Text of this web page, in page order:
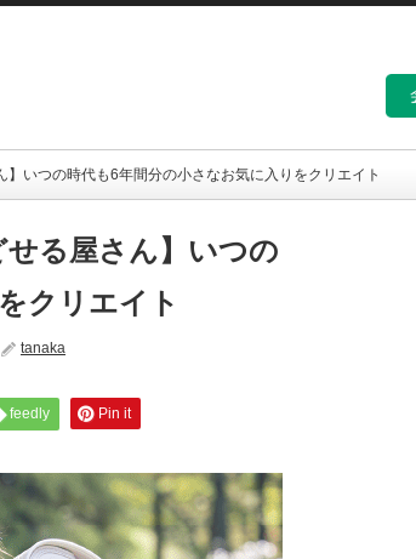
いつの時代も6年間分の小さなお気に入りをクリエイト
る屋さん】いつの
クリエイト
tanaka
feedly Pin it